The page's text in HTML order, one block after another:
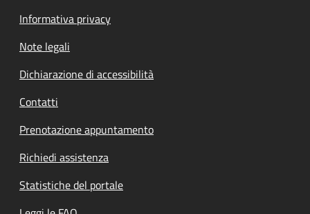
Informativa privacy
Note legali
Dichiarazione di accessibilità
Contatti
Prenotazione appuntamento
Richiedi assistenza
Statistiche del portale